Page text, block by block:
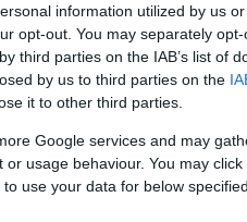
information utilized by us
opt-out. You may separately
third parties on the IAB’s list of
by us to third parties on the
it to other third parties.
Google services and may
usage behaviour. You may
use your data for below
πως
αναστείλει
τους ενώ κάθε
και
άνθρωποι